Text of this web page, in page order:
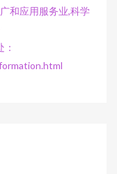
和应用服务业,科学